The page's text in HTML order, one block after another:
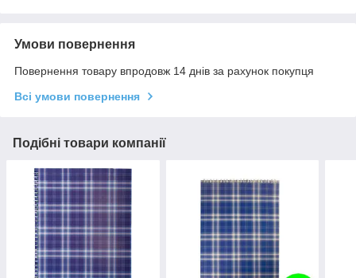
Умови повернення
Повернення товару впродовж 14 днів за рахунок покупця
Всі умови повернення
Подібні товари компанії